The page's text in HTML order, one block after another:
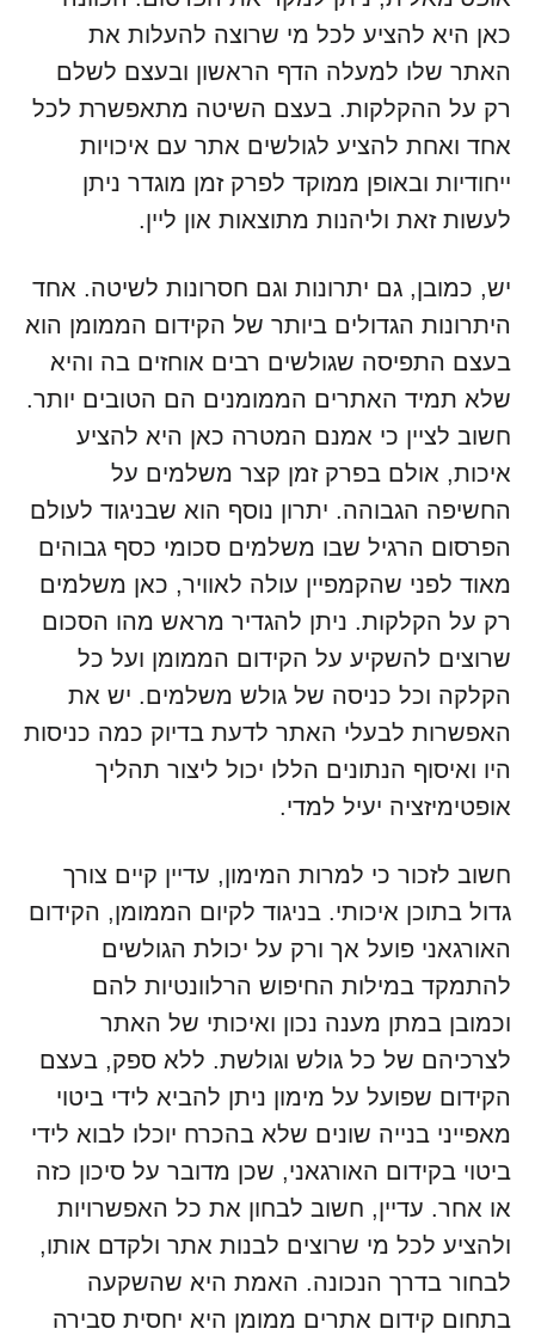
כאן היא להציע לכל מי שרוצה להעלות את
האתר שלו למעלה הדף הראשון ובעצם לשלם
רק על ההקלקות. בעצם השיטה מתאפשרת לכל
אחד ואחת להציע לגולשים אתר עם איכויות
ייחודיות ובאופן ממוקד לפרק זמן מוגדר ניתן
לעשות זאת וליהנות מתוצאות און ליין.
יש, כמובן, גם יתרונות וגם חסרונות לשיטה. אחד
היתרונות הגדולים ביותר של הקידום הממומן הוא
בעצם התפיסה שגולשים רבים אוחזים בה והיא
שלא תמיד האתרים הממומנים הם הטובים יותר.
חשוב לציין כי אמנם המטרה כאן היא להציע
איכות, אולם בפרק זמן קצר משלמים על
החשיפה הגבוהה. יתרון נוסף הוא שבניגוד לעולם
הפרסום הרגיל שבו משלמים סכומי כסף גבוהים
מאוד לפני שהקמפיין עולה לאוויר, כאן משלמים
רק על הקלקות. ניתן להגדיר מראש מהו הסכום
שרוצים להשקיע על הקידום הממומן ועל כל
הקלקה וכל כניסה של גולש משלמים. יש את
האפשרות לבעלי האתר לדעת בדיוק כמה כניסות
היו ואיסוף הנתונים הללו יכול ליצור תהליך
אופטימיזציה יעיל למדי.
חשוב לזכור כי למרות המימון, עדיין קיים צורך
גדול בתוכן איכותי. בניגוד לקיום הממומן, הקידום
האורגאני פועל אך ורק על יכולת הגולשים
להתמקד במילות החיפוש הרלוונטיות להם
וכמובן במתן מענה נכון ואיכותי של האתר
לצרכיהם של כל גולש וגולשת. ללא ספק, בעצם
הקידום שפועל על מימון ניתן להביא לידי ביטוי
מאפייני בנייה שונים שלא בהכרח יוכלו לבוא לידי
ביטוי בקידום האורגאני, שכן מדובר על סיכון כזה
או אחר. עדיין, חשוב לבחון את כל האפשרויות
ולהציע לכל מי שרוצים לבנות אתר ולקדם אותו,
לבחור בדרך הנכונה. האמת היא שהשקעה
בתחום קידום אתרים ממומן היא יחסית סבירה